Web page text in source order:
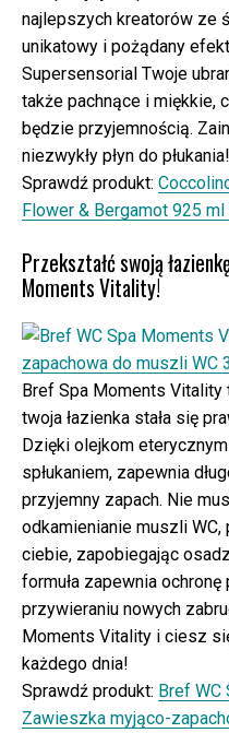
najlepszych kreatorów ze
unikatowy i pożądany
Supersensorial Twoje
także pachnące i miękkie,
będzie przyjemnością.
niezwykły płyn do płukania!
Sprawdź produkt:
Flower & Bergamot 925 ml
Przekształć swoją
Moments Vitality!
Bref Spa Moments Vitality
twoja łazienka stała się
Dzięki olejkom
spłukaniem, zapewnia
przyjemny zapach. Nie
odkamienianie muszli
ciebie, zapobiegając
formuła zapewnia
przywieraniu nowych
Moments Vitality i ciesz
każdego dnia!
Sprawdź produkt: Bref WC
Zawieszka myjąco-